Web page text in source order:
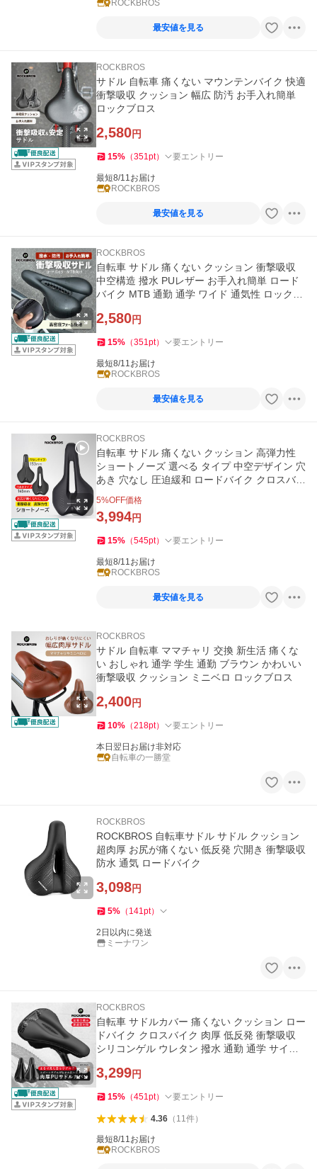
ROCKBROS
最安値を見る
ROCKBROS
サドル 自転車 痛くない マウンテンバイク 快適
衝撃吸収 クッション 幅広 防汚 お手入れ簡単
ロックブロス
2,580円
15% （351pt） 要エントリー
最短8/11お届け
ROCKBROS
最安値を見る
ROCKBROS
自転車 サドル 痛くない クッション 衝撃吸収
中空構造 撥水 PUレザー お手入れ簡単 ロード
バイク MTB 通勤 通学 ワイド 通気性 ロックブ
2,580円
15% （351pt） 要エントリー
最短8/11お届け
ROCKBROS
最安値を見る
ROCKBROS
自転車 サドル 痛くない クッション 高弾力性
ショートノーズ 選べる タイプ 中空デザイン 穴
あき 穴なし 圧迫緩和 ロードバイク クロスバイ
5%OFF価格
3,994円
15% （545pt） 要エントリー
最短8/11お届け
ROCKBROS
最安値を見る
ROCKBROS
サドル 自転車 ママチャリ 交換 新生活 痛くな
い おしゃれ 通学 学生 通勤 ブラウン かわいい
衝撃吸収 クッション ミニベロ ロックブロス
2,400円
10% （218pt） 要エントリー
本日翌日お届け非対応
自転車の一勝堂
ROCKBROS
ROCKBROS 自転車サドル サドル クッション
超肉厚 お尻が痛くない 低反発 穴開き 衝撃吸収
防水 通気 ロードバイク
3,098円
5% （ 141pt）
2日以内に発送
ミーナワン
ROCKBROS
自転車 サドルカバー 痛くない クッション ロー
ドバイク クロスバイク 肉厚 低反発 衝撃吸収
シリコンゲル ウレタン 撥水 通勤 通学 サイク
3,299円
15% （451pt） 要エントリー
4.36（ 11件）
最短8/11お届け
ROCKBROS